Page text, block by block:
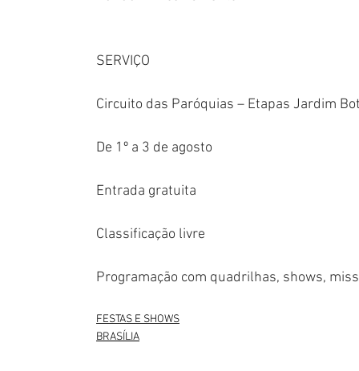
SERVIÇO
Circuito das Paróquias – Etapas Jardim
De 1º a 3 de agosto
Entrada gratuita
Classificação livre
Programação com quadrilhas, shows,
FESTAS E SHOWS
BRASÍLIA